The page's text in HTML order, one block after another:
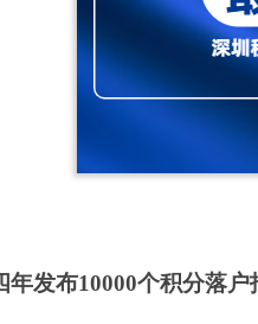
布10000个积分落户